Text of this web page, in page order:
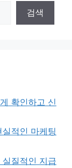
검색
확인하고 신
적인 마케팅
질적인 지급